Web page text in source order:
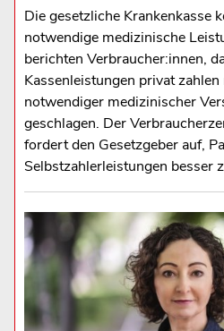
Die gesetzliche Krankenkasse
notwendige medizinische
berichten Verbraucher:innen,
Kassenleistungen privat
notwendiger medizinischer
geschlagen. Der
fordert den Gesetzgeber auf,
Selbstzahlerleistungen besser